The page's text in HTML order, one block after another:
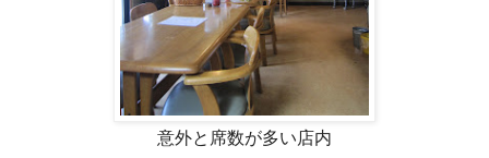
意外と席数が多い店内